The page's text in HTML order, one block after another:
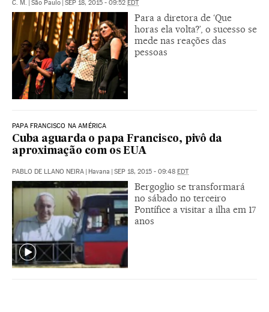
C. M. São Paulo SEP 18, 2015 - 09:52 EDT
Para a diretora de ‘Que
horas ela volta?’, o sucesso se
mede nas reações das
pessoas
PAPA FRANCISCO NA AMÉRICA
Cuba aguarda o papa Francisco, pivô da
aproximação com os EUA
PABLO DE LLANO NEIRA | Havana | SEP 18, 2015 - 09:48 EDT
Bergoglio se transformará
no sábado no terceiro
Pontífice a visitar a ilha em 17
anos